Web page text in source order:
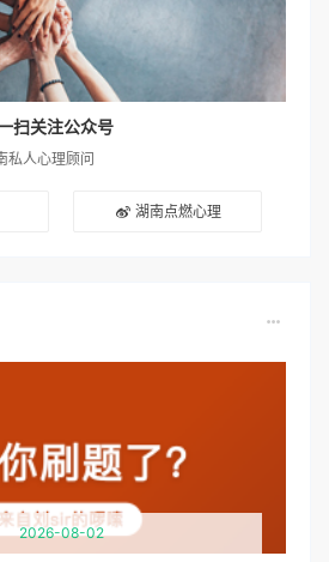
扫关注公众号
私人心理顾问
湖南点燃心理
2026-08-02